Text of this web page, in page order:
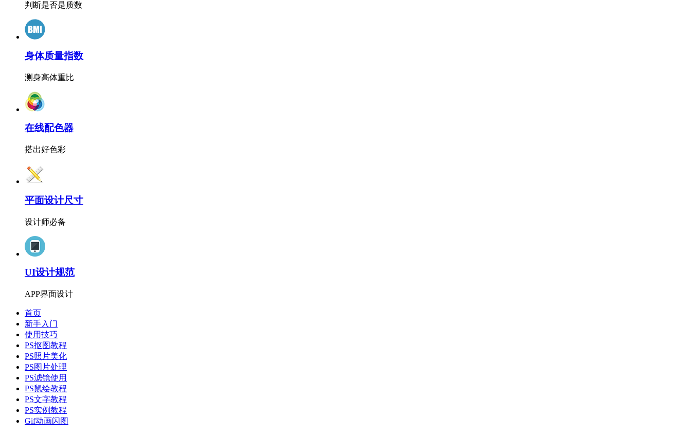
判断是否是质数
身体质量指数
测身高体重比
在线配色器
搭出好色彩
平面设计尺寸
设计师必备
UI设计规范
APP界面设计
首页
新手入门
使用技巧
PS抠图教程
PS照片美化
PS图片处理
PS滤镜使用
PS鼠绘教程
PS文字教程
PS实例教程
Gif动画闪图